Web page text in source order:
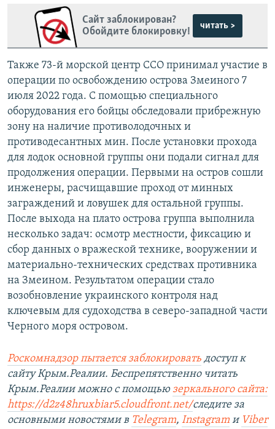
Сайт заблокирован?
Обойдите блокировку!
читать >
Также 73-й морской центр ССО принимал участие в
операции по освобождению острова Змеиного 7
июля 2022 года. С помощью специального
оборудования его бойцы обследовали прибрежную
зону на наличие противолодочных и
противодесантных мин. После установки прохода
для лодок основной группы они подали сигнал для
продолжения операции. Первыми на остров сошли
инженеры, расчищавшие проход от минных
заграждений и ловушек для остальной группы.
После выхода на плато острова группа выполнила
несколько задач: осмотр местности, фиксацию и
сбор данных о вражеской технике, вооружении и
материально-технических средствах противника
на Змеином. Результатом операции стало
возобновление украинского контроля над
ключевым для судоходства в северо-западной части
Черного моря островом.
Роскомнадзор пытается заблокировать доступ к
сайту Крым.Реалии. Беспрепятственно читать
Крым.Реалии можно с помощью зеркального сайта:
https://d2z48hruxbiar5.cloudfront.net/следите за
основными новостями в Telegram, Instagram и Viber